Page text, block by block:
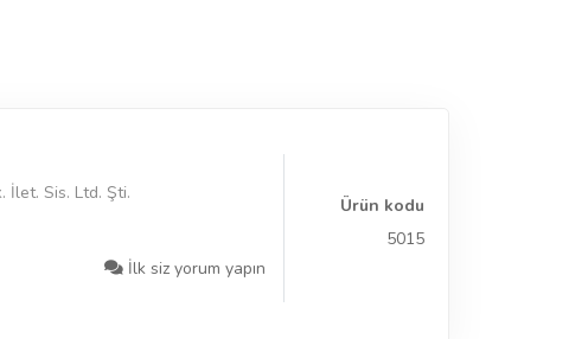
İlet. Sis. Ltd. Şti.
İlk siz yorum yapın
Ürün kodu
5015